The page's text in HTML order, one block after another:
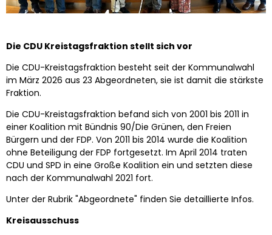
Die CDU Kreistagsfraktion stellt sich vor
Die CDU-Kreistagsfraktion besteht seit der Kommunalwahl
im März 2026 aus 23 Abgeordneten, sie ist damit die stärkste
Fraktion.
Die CDU-Kreistagsfraktion befand sich von 2001 bis 2011 in
einer Koalition mit Bündnis 90/Die Grünen, den Freien
Bürgern und der FDP. Von 2011 bis 2014 wurde die Koalition
ohne Beteiligung der FDP fortgesetzt. Im April 2014 traten
CDU und SPD in eine Große Koalition ein und setzten diese
nach der Kommunalwahl 2021 fort.
Unter der Rubrik "Abgeordnete" finden Sie detaillierte Infos.
Kreisausschuss